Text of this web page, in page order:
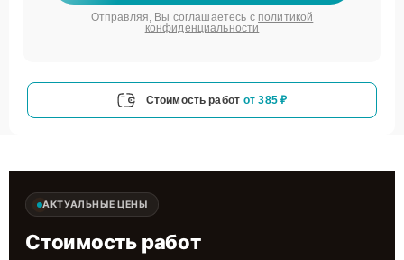
Отправляя, Вы соглашаетесь с политикой
конфиденциальности
Стоимость работ от 385 ₽
АКТУАЛЬНЫЕ ЦЕНЫ
Стоимость работ